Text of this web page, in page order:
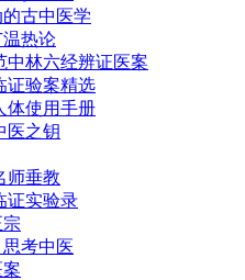
古中医学
热论
中林六经辨证医案
证验案精选
体使用手册
医之钥
师垂教
证实验录
宗
考中医